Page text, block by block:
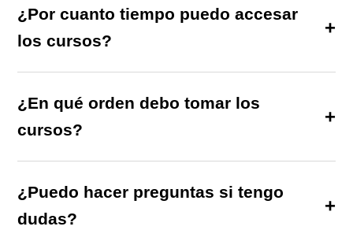
¿Por cuanto tiempo puedo accesar
los cursos?
¿En qué orden debo tomar los
cursos?
¿Puedo hacer preguntas si tengo
dudas?